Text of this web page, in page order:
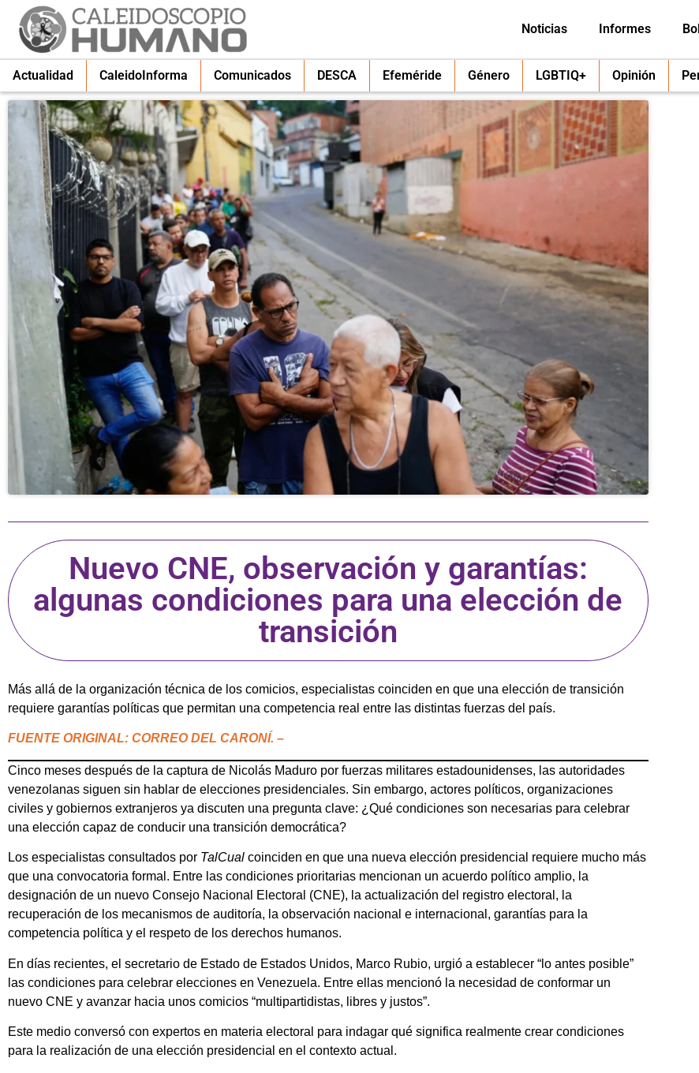
Noticias Informes
Actualidad CaleidoInforma Comunicados DESCA Efeméride Género LGBTIQ+ Opinión
Nuevo CNE, observación y garantías:
algunas condiciones para una elección de
transición
Más allá de la organización técnica de los comicios, especialistas coinciden en que una elección de transición
requiere garantías políticas que permitan una competencia real entre las distintas fuerzas del país.
FUENTE ORIGINAL: CORREO DEL CARONÍ. –
Cinco meses después de la captura de Nicolás Maduro por fuerzas militares estadounidenses, las autoridades
venezolanas siguen sin hablar de elecciones presidenciales. Sin embargo, actores políticos, organizaciones
civiles y gobiernos extranjeros ya discuten una pregunta clave: ¿Qué condiciones son necesarias para celebrar
una elección capaz de conducir una transición democrática?
Los especialistas consultados por TalCual coinciden en que una nueva elección presidencial requiere mucho más
que una convocatoria formal. Entre las condiciones prioritarias mencionan un acuerdo político amplio, la
designación de un nuevo Consejo Nacional Electoral (CNE), la actualización del registro electoral, la
recuperación de los mecanismos de auditoría, la observación nacional e internacional, garantías para la
competencia política y el respeto de los derechos humanos.
En días recientes, el secretario de Estado de Estados Unidos, Marco Rubio, urgió a establecer “lo antes posible”
las condiciones para celebrar elecciones en Venezuela. Entre ellas mencionó la necesidad de conformar un
nuevo CNE y avanzar hacia unos comicios “multipartidistas, libres y justos”.
Este medio conversó con expertos en materia electoral para indagar qué significa realmente crear condiciones
para la realización de una elección presidencial en el contexto actual.